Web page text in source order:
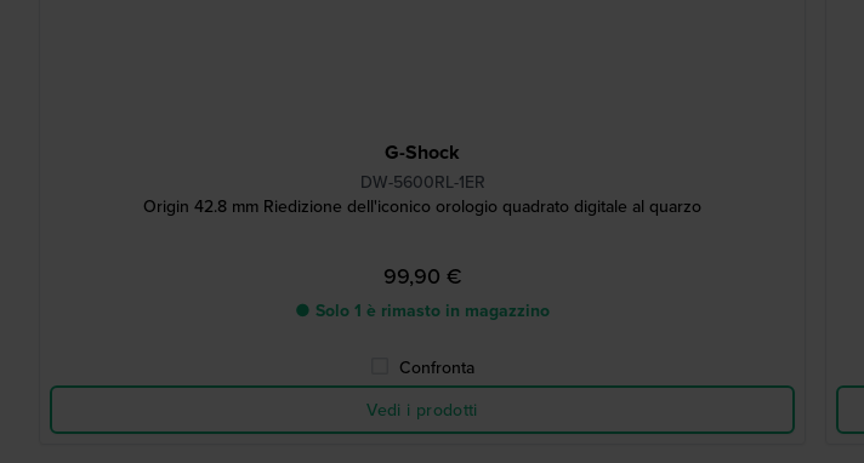
G-Shock
DW-5600RL-1ER
Origin 42.8 mm Riedizione dell'iconico orologio quadrato digitale al quarzo
99,90 €
● Solo 1 è rimasto in magazzino
Confronta
Vedi i prodotti